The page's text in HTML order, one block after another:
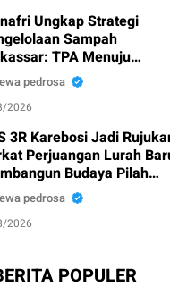
Ungkap Strategi
Sampah
TPA Menuju
Landfill, PSEL Beralih
109
ewa pedrosa
2026
3R Karebosi Jadi
Perjuangan Lurah
Budaya Pilah
ewa pedrosa
2026
POPULER